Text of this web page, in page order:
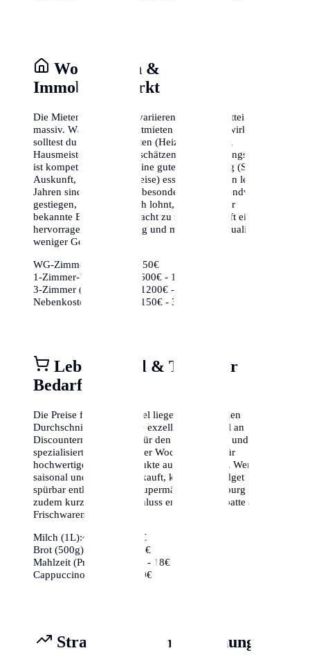
Wohnkosten &
Immobilienmarkt
Die Mieten in Duisburg variieren je nach Stadtteil
massiv. Während die Kaltmieten oft moderat wirken,
solltest du die Nebenkosten (Heizung, Wasser,
Hausmeister) nicht unterschätzen. Der Wohnungsmarkt
ist kompetitiv, daher ist eine gute Vorbereitung (Schufa-
Auskunft, Gehaltsnachweise) essenziell. In den letzten
Jahren sind die Preise insbesondere in den Trendvierteln
gestiegen, weshalb es sich lohnt, auch weniger
bekannte Bezirke in Betracht zu ziehen, die oft eine
hervorragende Anbindung und mehr Lebensqualität für
weniger Geld bieten.
WG-Zimmer:
ca. 350€ - 650€
1-Zimmer-Wohnung:
ca. 600€ - 1000€
3-Zimmer (Zentrum):
ca. 1200€ - 2000€
Nebenkosten (85m²):
ca. 150€ - 350€
Lebensmittel & Täglicher
Bedarf
Die Preise für Lebensmittel liegen im nationalen
Durchschnitt. Es gibt eine exzellente Auswahl an
Discountern (Aldi, Lidl) für den Grundbedarf und
spezialisierte Bioläden oder Wochenmärkte für
hochwertige frische Produkte aus der Region. Wer
saisonal und regional einkauft, kann sein Budget
spürbar entlasten. Viele Supermärkte in Duisburg bieten
zudem kurz vor Ladenschluss erhebliche Rabatte auf
Frischwaren an.
Milch (1L):~1,10€ - 1,40€
Brot (500g):
~2,50€ - 4,00€
Mahlzeit (Preiswert):
~12€ - 18€
Cappuccino:
~3,50€ - 5,00€
Strategische Finanzplanung